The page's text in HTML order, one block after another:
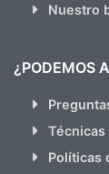
Nuestro
¿PODEMOS
Políticas